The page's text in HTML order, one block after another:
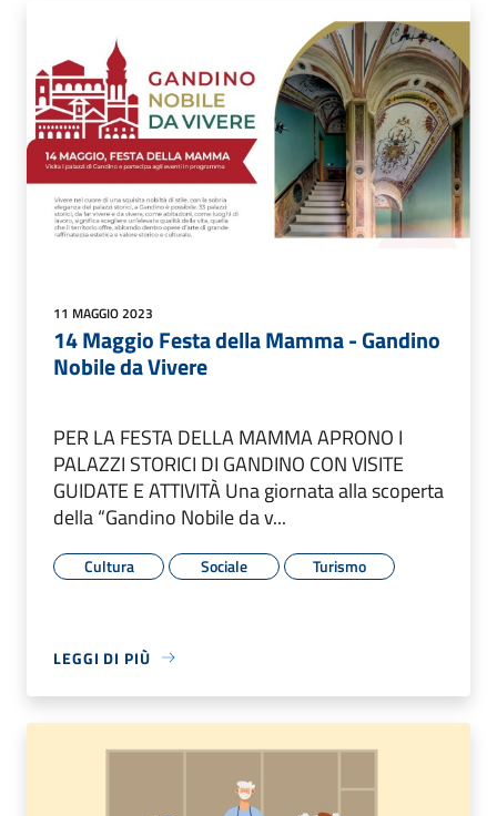
11 MAGGIO 2023
14 Maggio Festa della Mamma - Gandino
Nobile da Vivere
PER LA FESTA DELLA MAMMA APRONO I
PALAZZI STORICI DI GANDINO CON VISITE
GUIDATE E ATTIVITÀ Una giornata alla scoperta
della “Gandino Nobile da v...
Cultura Sociale Turismo
LEGGI DI PIÙ